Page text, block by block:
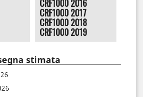
CRF1000 2016
CRF1000 2017
CRF1000 2018
CRF1000 2019
stimata